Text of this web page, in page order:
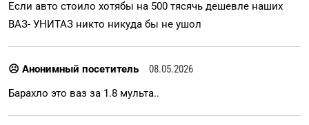
Если авто стоило хотябы на 500 тясячь дешевле наших
ВАЗ- УНИТАЗ никто никуда бы не ушол
☹ Анонимный посетитель
08.05.2026
Барахло это ваз за 1.8 мульта..